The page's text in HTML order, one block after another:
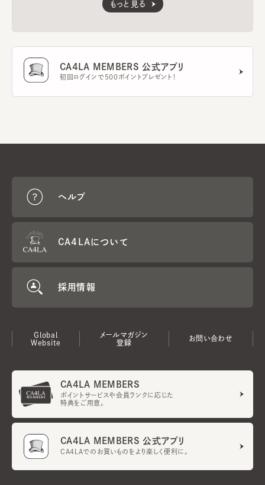
もっと見る
CA4LA MEMBERS 公式アプリ
初回ログインで500ポイントプレゼント！
ヘルプ
CA4LAについて
採用情報
Global
Website
メールマガジン
登録
お問い合わせ
CA4LA MEMBERS
ポイントサービスや会員ランクに応じた
特典をご用意。
CA4LA MEMBERS 公式アプリ
CA4LAでのお買いものをより楽しく便利に。